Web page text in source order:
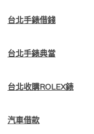
台北手錶借錢
台北手錶典當
台北收購ROLEX錶
汽車借款